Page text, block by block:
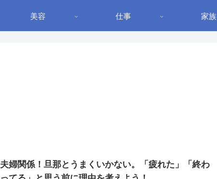
美容 仕事 家族
夫婦関係！旦那とうまくいかない。「疲れた」「終わ